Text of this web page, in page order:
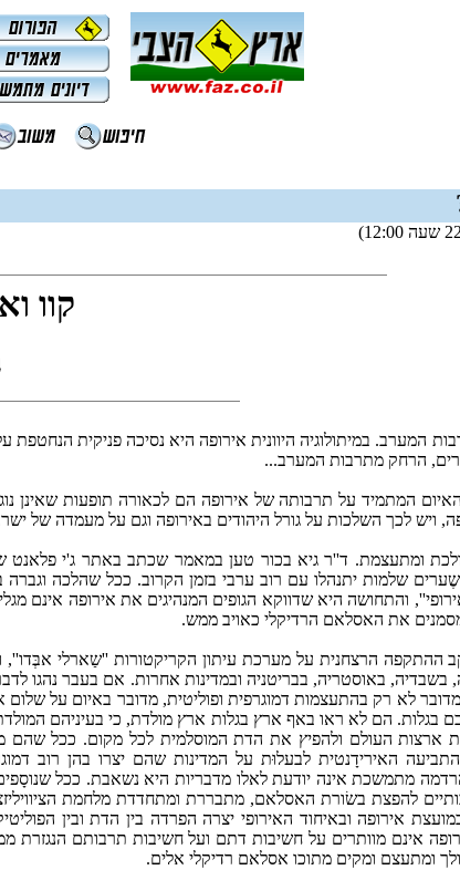
קוו
המערב. במיתולוגיה היוונית אירופה היא נסיכה פניקית
הרחק מתרבות המערב...
המתמיד על תרבותה של אירופה הם לכאורה תופעות שאינן
ויש לכך השלכות על גורל היהודים באירופה וגם על מעמדה של
שלמות יתנהלו עם רוב ערבי בזמן הקרוב. ככל שהלכה וגברה
והתחושה היא שדווקא הגופים המנהיגים את אירופה אינם
את האסלאם הרדיקלי כאויב ממש.
הרצחנית על מערכת עיתון הקריקטורות ''שַארלי אבְּדו'',
בשבדיה, באוסטריה, בבריטניה ובמדינות אחרות. אם בעבר נהגו
לא רק בהתעצמות דמוגרפית ופוליטית, מדובר באיום על שלום
בגלות. הם לא ראו באף ארץ בגלות ארץ מולדת, כי בעיניהם
ארצות העולם ולהפיץ את הדת המוסלמית לכל מקום. ככל
האירידָנטית לבעלוּת על המדינות שהם יצרו בהן רוב
מתמשכת אינה יודעת לאלו מדבריות היא נשאבת. ככל
להפצת בשׂורת האסלאם, מתבררת ומתחדדת מלחמת
אירופה ובאיחוד האירופי יצרה הפרדה בין הדת ובין
אינם מוותרים על חשיבות דתם ועל חשיבות תרבותם הנגזרת
ומתעצם ומקים מתוכו אסלאם רדיקלי אלים.